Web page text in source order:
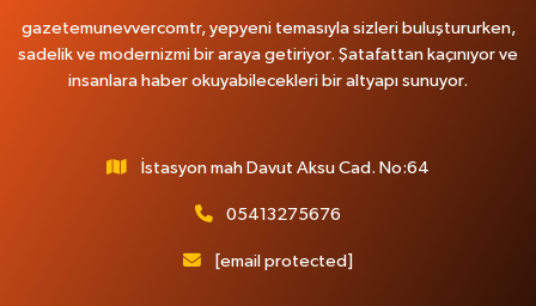
gazetemunevvercomtr, yepyeni temasıyla sizleri buluştururken,
sadelik ve modernizmi bir araya getiriyor. Şatafattan kaçınıyor ve
insanlara haber okuyabilecekleri bir altyapı sunuyor.
İstasyon mah Davut Aksu Cad. No:64
05413275676
[email protected]